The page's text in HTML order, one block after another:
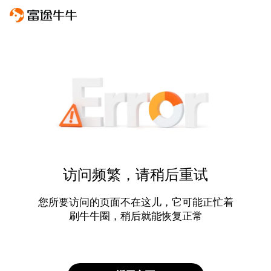
访问频繁，请稍后重试
您所要访问的页面不在这儿，它可能正忙着
刷牛牛圈，稍后就能恢复正常